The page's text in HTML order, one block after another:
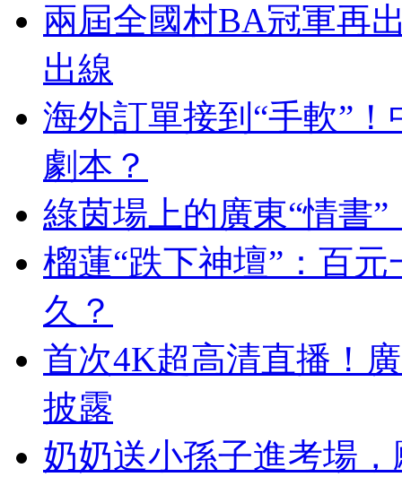
兩屆全國村BA冠軍再
出線
海外訂單接到“手軟”
劇本？
綠茵場上的廣東“情書
榴蓮“跌下神壇”：百
久？
首次4K超高清直播！
披露
奶奶送小孫子進考場